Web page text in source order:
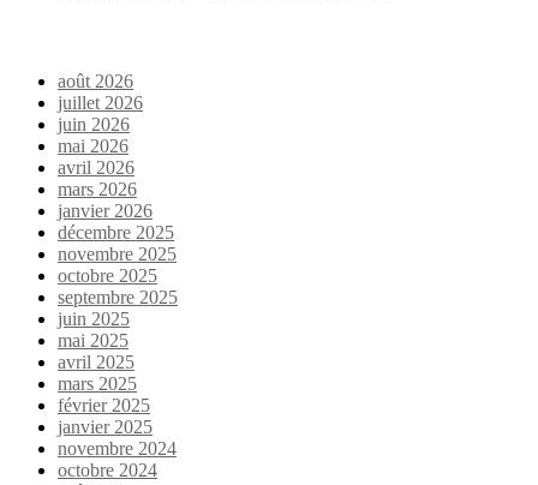
août 2026
juillet 2026
juin 2026
mai 2026
avril 2026
mars 2026
janvier 2026
décembre 2025
novembre 2025
octobre 2025
septembre 2025
juin 2025
mai 2025
avril 2025
mars 2025
février 2025
janvier 2025
novembre 2024
octobre 2024